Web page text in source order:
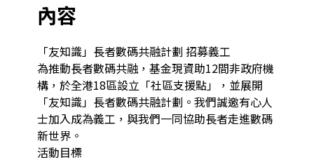
內容
「友知識」長者數碼共融計劃 招募義工
為推動長者數碼共融，基金現資助12間非政府機
構，於全港18區設立「社區支援點」，並展開
「友知識」長者數碼共融計劃。我們誠邀有心人
士加入成為義工，與我們一同協助長者走進數碼
新世界。
活動目標